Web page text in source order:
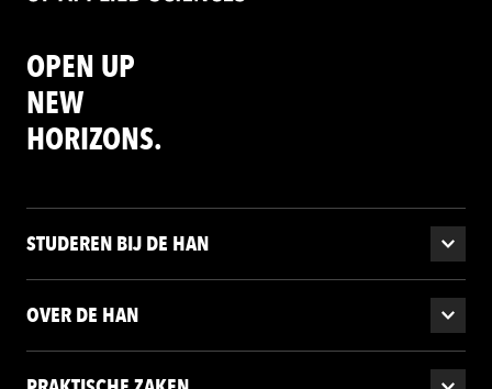
OPEN UP
NEW
HORIZONS.
STUDEREN BIJ DE HAN
OVER DE HAN